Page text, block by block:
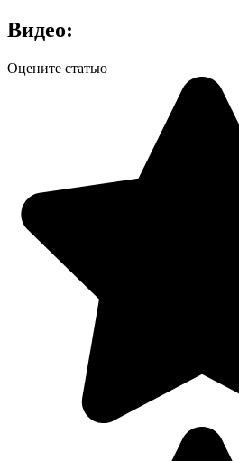
Видео:
Оцените статью